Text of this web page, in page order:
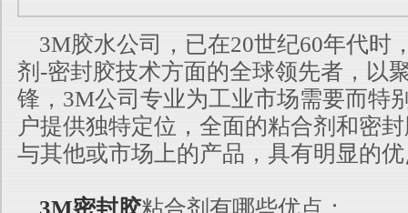
3M胶水公司，已在20世纪60年代时
剂-密封胶技术方面的全球领先者，以
锋，3M公司专业为工业市场需要而特
户提供独特定位，全面的粘合剂和密
与其他或市场上的产品，具有明显的
3M密封胶粘合剂有哪些优点：